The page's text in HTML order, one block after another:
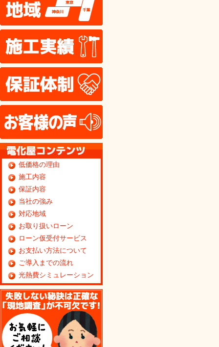
低価格の理由
施工内容
保証内容
当社の強み
対応地域
お取り扱いローン
ローン仮受付サービス
お支払い方法について
ご導入までの流れ
光熱費シミュレーション